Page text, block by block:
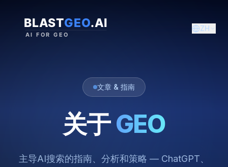
ZH
文章 & 指南
关于GEO
主导AI搜索的指南、分析和策略 — ChatGPT、